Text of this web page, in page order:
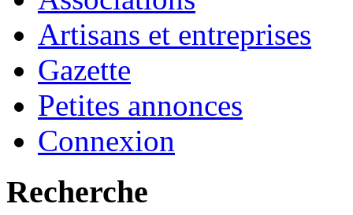
Artisans et entreprises
Gazette
Petites annonces
Connexion
Recherche